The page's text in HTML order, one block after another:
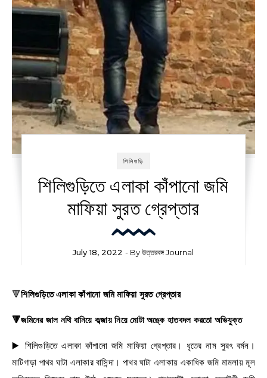
শিলিগুড়ি
শিলিগুড়িতে এলাকা কাঁপানো জমি
মাফিয়া সুরত গ্রেপ্তার
July 18, 2022 - Byউত্তরবঙ্গ Journal
🔻শিলিগুড়িতে এলাকা কাঁপানো জমি মাফিয়া সুরত গ্রেপ্তার
🔻জমিনের জাল নথি বানিয়ে কব্জায় নিয়ে মোটা অঙ্কে হাতবদল করতো অভিযুক্ত
▶️ শিলিগুড়িতে এলাকা কাঁপানো জমি মাফিয়া গ্রেপ্তার। ধৃতের নাম সুরৎ বর্মন।
মাটিগাড়া পাথর ঘাটা এলাকার বাসিন্দা। পাথর ঘাটা এলাকায় একাধিক জমি মামলায় মূল